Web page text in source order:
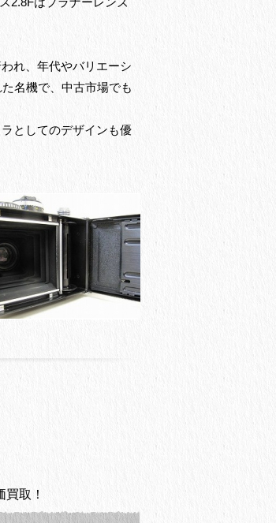
れ、年代やバリエーシ
名機で、中古市場でも
としてのデザインも優
取！